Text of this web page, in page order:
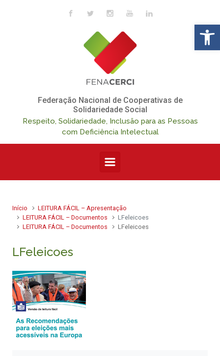
Skip to main content
Federação Nacional de Cooperativas de
Solidariedade Social
Respeito, Solidariedade, Inclusão para as Pessoas
com Deficiência Intelectual
Início
LEITURA FÁCIL – Apresentação
LEITURA FÁCIL – Documentos
LFeleicoes
LEITURA FÁCIL – Documentos
LFeleicoes
LFeleicoes